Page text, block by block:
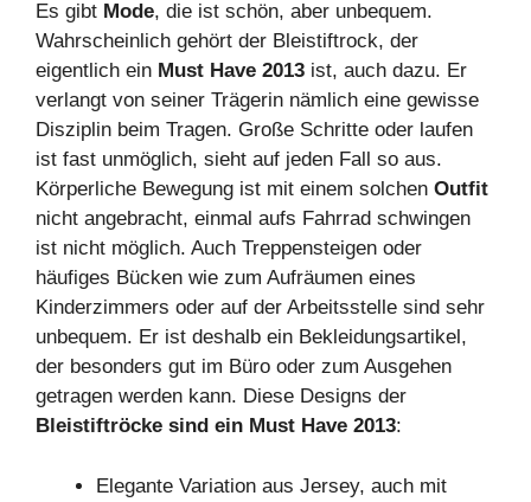
Es gibt Mode, die ist schön, aber unbequem.
Wahrscheinlich gehört der Bleistiftrock, der
eigentlich ein Must Have 2013 ist, auch dazu. Er
verlangt von seiner Trägerin nämlich eine gewisse
Disziplin beim Tragen. Große Schritte oder laufen
ist fast unmöglich, sieht auf jeden Fall so aus.
Körperliche Bewegung ist mit einem solchen Outfit
nicht angebracht, einmal aufs Fahrrad schwingen
ist nicht möglich. Auch Treppensteigen oder
häufiges Bücken wie zum Aufräumen eines
Kinderzimmers oder auf der Arbeitsstelle sind sehr
unbequem. Er ist deshalb ein Bekleidungsartikel,
der besonders gut im Büro oder zum Ausgehen
getragen werden kann. Diese Designs der
Bleistiftröcke sind ein Must Have 2013:
Elegante Variation aus Jersey, auch mit